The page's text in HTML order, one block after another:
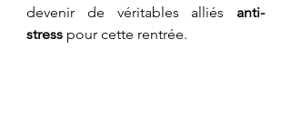
devenir de véritables alliés anti-
stress pour cette rentrée.